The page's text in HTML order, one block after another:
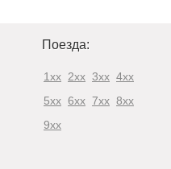
Поезда:
1xx 2xx 3xx 4xx
5xx 6xx 7xx 8xx
9xx